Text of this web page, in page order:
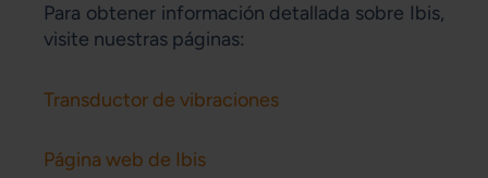
Para obtener información detallada sobre Ibis,
visite nuestras páginas:
Transductor de vibraciones
Página web de Ibis